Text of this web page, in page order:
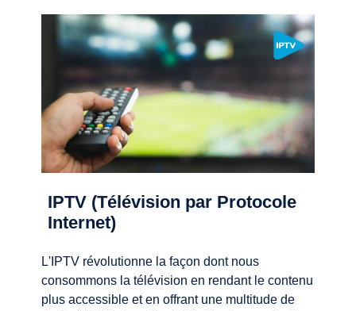
IPTV (Télévision par Protocole
Internet)
L'IPTV révolutionne la façon dont nous
consommons la télévision en rendant le contenu
plus accessible et en offrant une multitude de